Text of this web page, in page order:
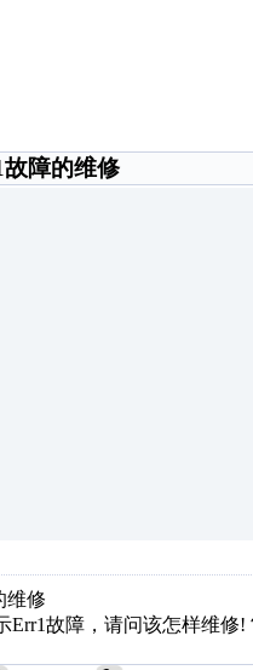
障的维修
维修
Err1故障，请问该怎样维修!